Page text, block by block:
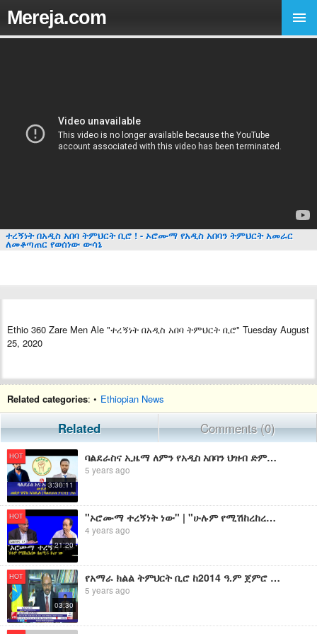
Mereja.com
ተረኝነት በአዲስ አበባ ትምህርት ቢሮ ! - ኦሮሙማ የአዲስ አበባን ትምህርት አመራር
ለመቆጣጠር የወሰነው ውሳኔ
Ethio 360 Zare Men Ale "ተረኝነት በአዲስ አበባ ትምህርት ቢሮ" Tuesday August
25, 2020
Related categories: • Ethiopian News
Related Comments (0)
HOT
3:30:11
ባልደራስና ኢዜማ ለምን የአዲስ አበባን ህዝብ ድምጽ ትከፋፍላላችሁ፣ በአንድ ላይ ለምን አትሰሩም ? አቶ ሄኖክ አክሊሉ፣ የባልደራስ አመራር
5 years ago
HOT
21:20
"ኦሮሙማ ተረኝነት ነው" | "ሁሉም የሚሽከረከረው በጠ/ሚ/ሩ ዙሪያ ነው" | እስክንድር ነጋ
4 years ago
HOT
03:30
የአማራ ክልል ትምህርት ቢሮ ከ2014 ዓ.ም ጀምሮ ተግባራዊ የሚደረግ አዲስ የስርዓተ ትምህርት ማሻሻያ ይፋ አደረገ፡፡
5 years ago